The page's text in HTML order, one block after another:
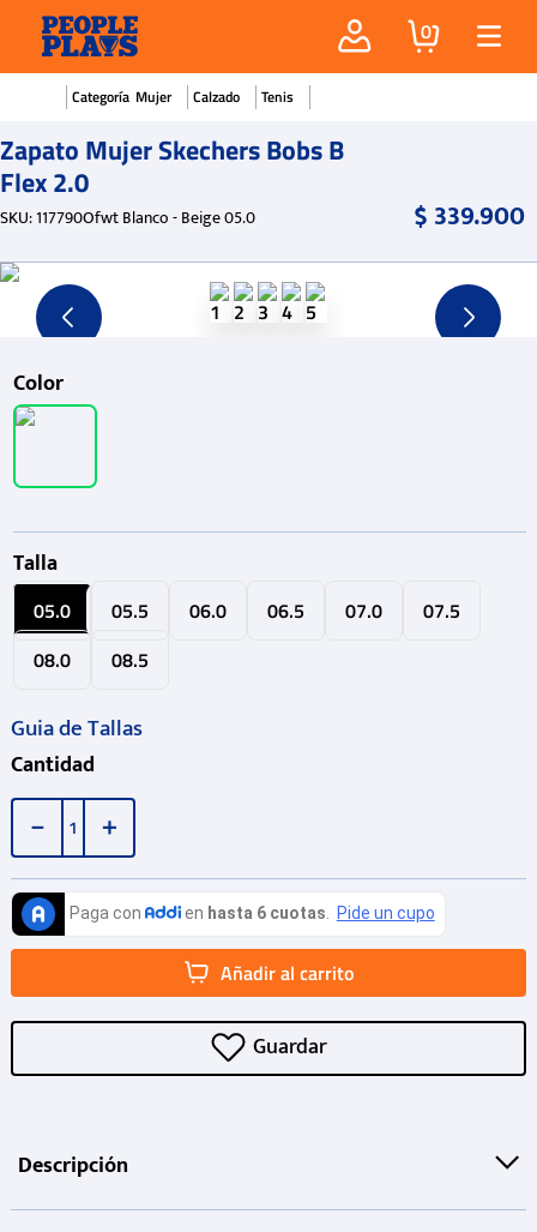
0
Mujer Calzado Tenis
Zapato Mujer Skechers Bobs B
Flex 2.0
SKU:117790Ofwt Blanco - Beige 05.0 $339.900
Color
Talla
05.0 05.5 06.0 06.5 07.0
07.5
08.0
08.5
Guia de Tallas
Cantidad
＋
－
Añadir al carrito
Descripción